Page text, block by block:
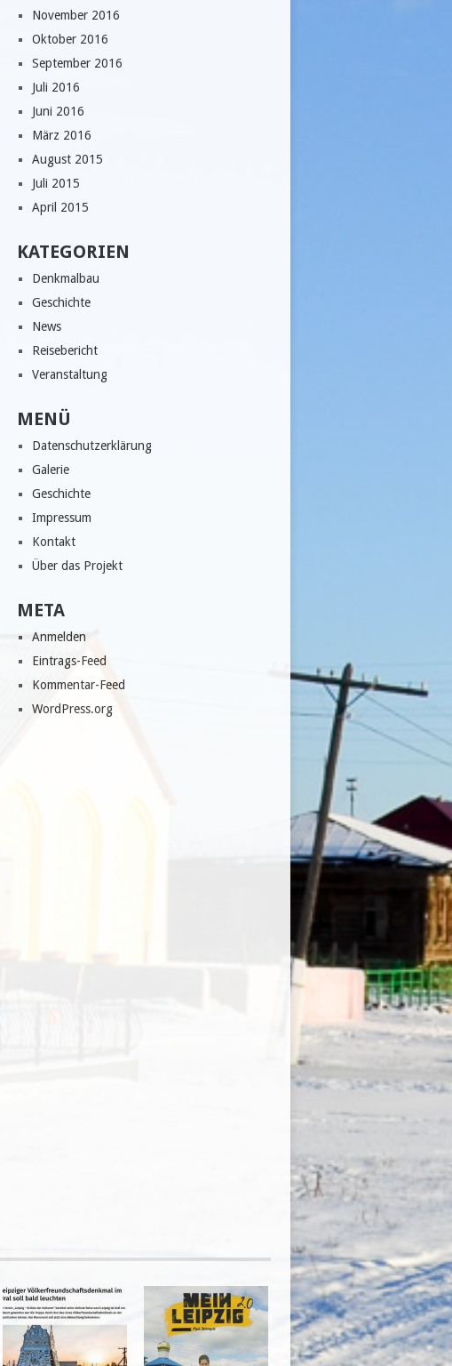
November 2016
Oktober 2016
September 2016
Juli 2016
Juni 2016
März 2016
August 2015
Juli 2015
April 2015
KATEGORIEN
Denkmalbau
Geschichte
News
Reisebericht
Veranstaltung
MENÜ
Datenschutzerklärung
Galerie
Geschichte
Impressum
Kontakt
Über das Projekt
META
Anmelden
Eintrags-Feed
Kommentar-Feed
WordPress.org